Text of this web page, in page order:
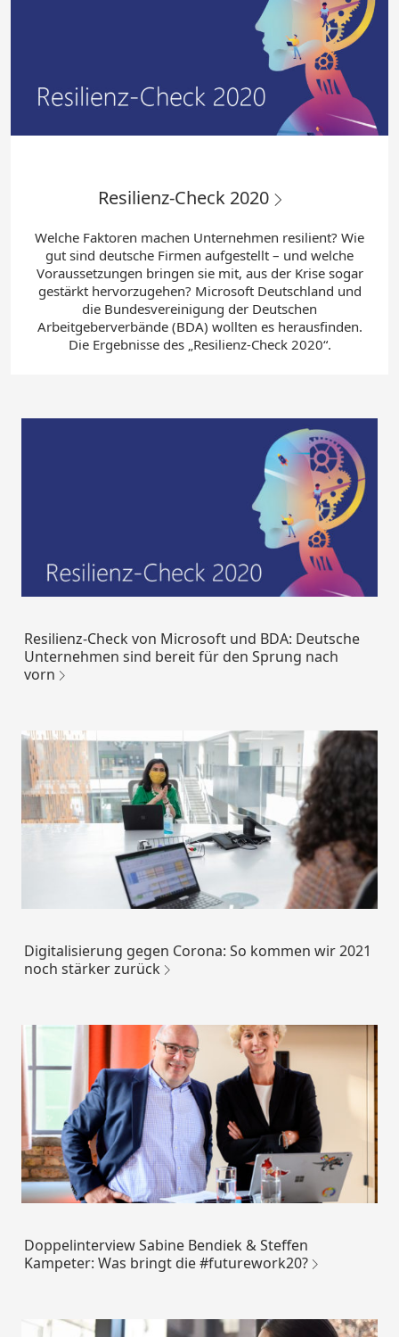
Resilienz-Check 2020
Welche Faktoren machen Unternehmen resilient? Wie
gut sind deutsche Firmen aufgestellt – und welche
Voraussetzungen bringen sie mit, aus der Krise sogar
gestärkt hervorzugehen? Microsoft Deutschland und
die Bundesvereinigung der Deutschen
Arbeitgeberverbände (BDA) wollten es herausfinden.
Die Ergebnisse des „Resilienz-Check 2020“.
Resilienz-Check von Microsoft und BDA: Deutsche
Unternehmen sind bereit für den Sprung nach
vorn
Digitalisierung gegen Corona: So kommen wir 2021
noch stärker zurück
Doppelinterview Sabine Bendiek & Steffen
Kampeter: Was bringt die #futurework20?